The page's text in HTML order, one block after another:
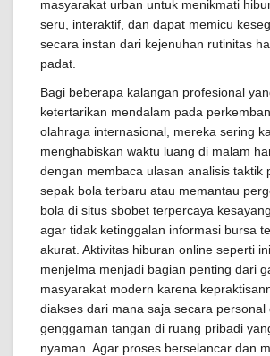
masyarakat urban untuk menikmati
seru, interaktif, dan dapat memicu
secara instan dari kejenuhan rutinitas
padat.
Bagi beberapa kalangan profesional
ketertarikan mendalam pada
olahraga internasional, mereka sering
menghabiskan waktu luang di malam
dengan membaca ulasan analisis taktik
sepak bola terbaru atau memantau
bola di situs sbobet terpercaya
agar tidak ketinggalan informasi bursa
akurat. Aktivitas hiburan online seperti
menjelma menjadi bagian penting dari
masyarakat modern karena
diakses dari mana saja secara personal
genggaman tangan di ruang pribadi
nyaman. Agar proses berselancar dan